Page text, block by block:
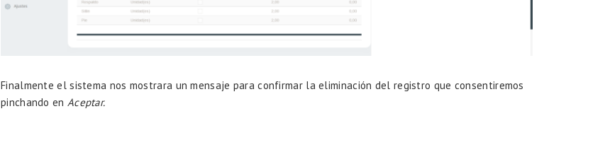
Finalmente el sistema nos mostrara un mensaje para confirmar la eliminación del registro que consentiremos
pinchando en Aceptar.